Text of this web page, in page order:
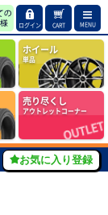
ログイン CART MENU
ホイール
単品
売り尽くし
アウトレットコーナー
お気に入り登録